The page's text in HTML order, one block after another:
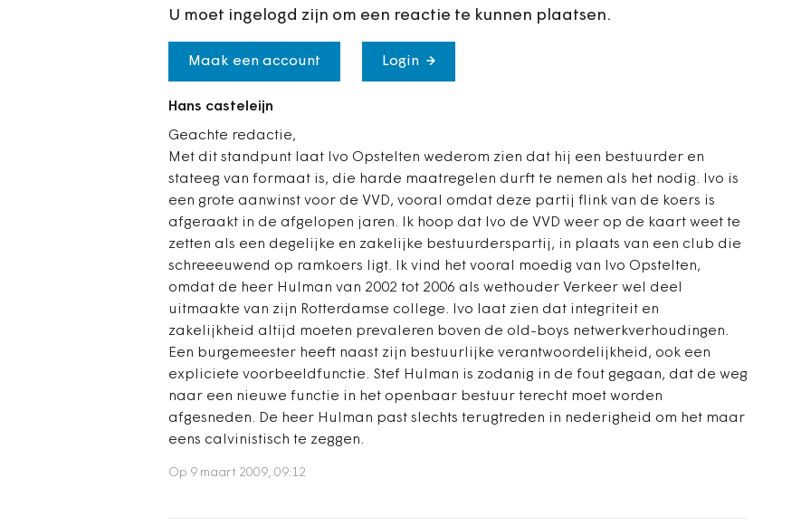
U moet ingelogd zijn om een reactie te kunnen plaatsen.
Maak een account Login
Hans casteleijn
Geachte redactie,
Met dit standpunt laat Ivo Opstelten wederom zien dat hij een bestuurder en
stateeg van formaat is, die harde maatregelen durft te nemen als het nodig. Ivo is
een grote aanwinst voor de VVD, vooral omdat deze partij flink van de koers is
afgeraakt in de afgelopen jaren. Ik hoop dat Ivo de VVD weer op de kaart weet te
zetten als een degelijke en zakelijke bestuurderspartij, in plaats van een club die
schreeeuwend op ramkoers ligt. Ik vind het vooral moedig van Ivo Opstelten,
omdat de heer Hulman van 2002 tot 2006 als wethouder Verkeer wel deel
uitmaakte van zijn Rotterdamse college. Ivo laat zien dat integriteit en
zakelijkheid altijd moeten prevaleren boven de old-boys netwerkverhoudingen.
Een burgemeester heeft naast zijn bestuurlijke verantwoordelijkheid, ook een
expliciete voorbeeldfunctie. Stef Hulman is zodanig in de fout gegaan, dat de weg
naar een nieuwe functie in het openbaar bestuur terecht moet worden
afgesneden. De heer Hulman past slechts terugtreden in nederigheid om het maar
eens calvinistisch te zeggen.
Op 9 maart 2009, 09:12